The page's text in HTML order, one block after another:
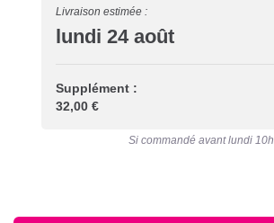
Livraison estimée :
lundi 24 août
Supplément :
32,00 €
Si commandé avant lundi 10h